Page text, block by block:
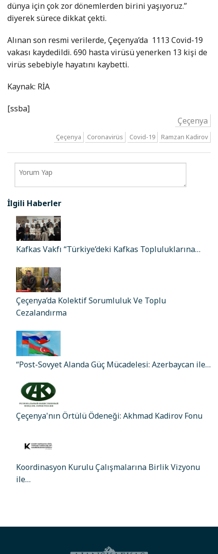
dünya için çok zor dönemlerden birini yaşıyoruz.’’
diyerek sürece dikkat çekti.
Alınan son resmi verilerde, Çeçenya’da 1113 Covid-19
vakası kaydedildi. 690 hasta virüsü yenerken 13 kişi de
virüs sebebiyle hayatını kaybetti.
Kaynak: RİA
[ssba]
Çeçenya
Çeçenya Coronavirüs Covid-19 Ramzan Kadirov
İlgili Haberler
Kafkas Vakfı “Türkiye’deki Kafkas Topluluklarına…
Çeçenya’da Kolektif Sorumluluk Ve Toplu
Cezalandırma
“Post-Sovyet Alanda Güç Mücadelesi: Azerbaycan ile…
Çeçenya'nın Örtülü Ödeneği: Akhmad Kadirov Fonu
Koordinasyon Kurulu Çalışmalarına Birlik Vizyonu
ile…